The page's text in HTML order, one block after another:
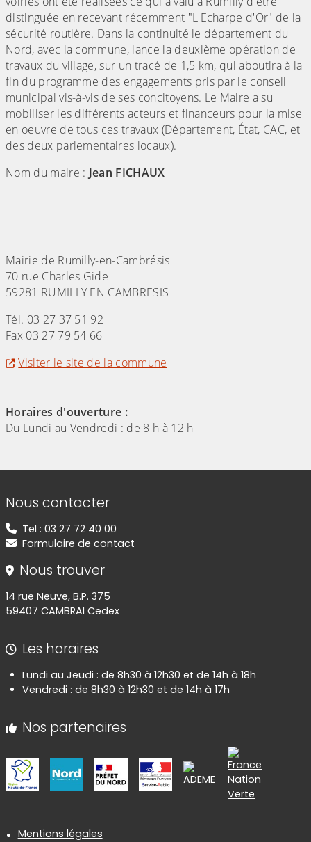
distinguée en recevant récemment "L'Echarpe d'Or" de la
sécurité routière. Dans la continuité le département du
Nord, avec la commune, lance la deuxième opération de
travaux du village, sur un tracé de 1,5 km, qui aboutira à la
fin du programme des engagements pris par le conseil
municipal vis-à-vis de ses concitoyens. Le Maire a su
mobiliser les différents acteurs et financeurs pour la mise
en oeuvre de tous ces travaux (Département, État, CAC, et
des deux parlementaires locaux).
Nom du maire : Jean FICHAUX
Mairie de Rumilly-en-Cambrésis
70 rue Charles Gide
59281 RUMILLY EN CAMBRESIS
Tél. 03 27 37 51 92
Fax 03 27 79 54 66
Visiter le site de la commune
Horaires d'ouverture :
Du Lundi au Vendredi : de 8 h à 12 h
Informations de contact
Nous contacter
Tel : 03 27 72 40 00
Formulaire de contact
Nous trouver
14 rue Neuve, B.P. 375
59407 CAMBRAI Cedex
Les horaires
Lundi au Jeudi : de 8h30 à 12h30 et de 14h à 18h
Vendredi : de 8h30 à 12h30 et de 14h à 17h
Nos partenaires
Informations réglementaires
Mentions légales